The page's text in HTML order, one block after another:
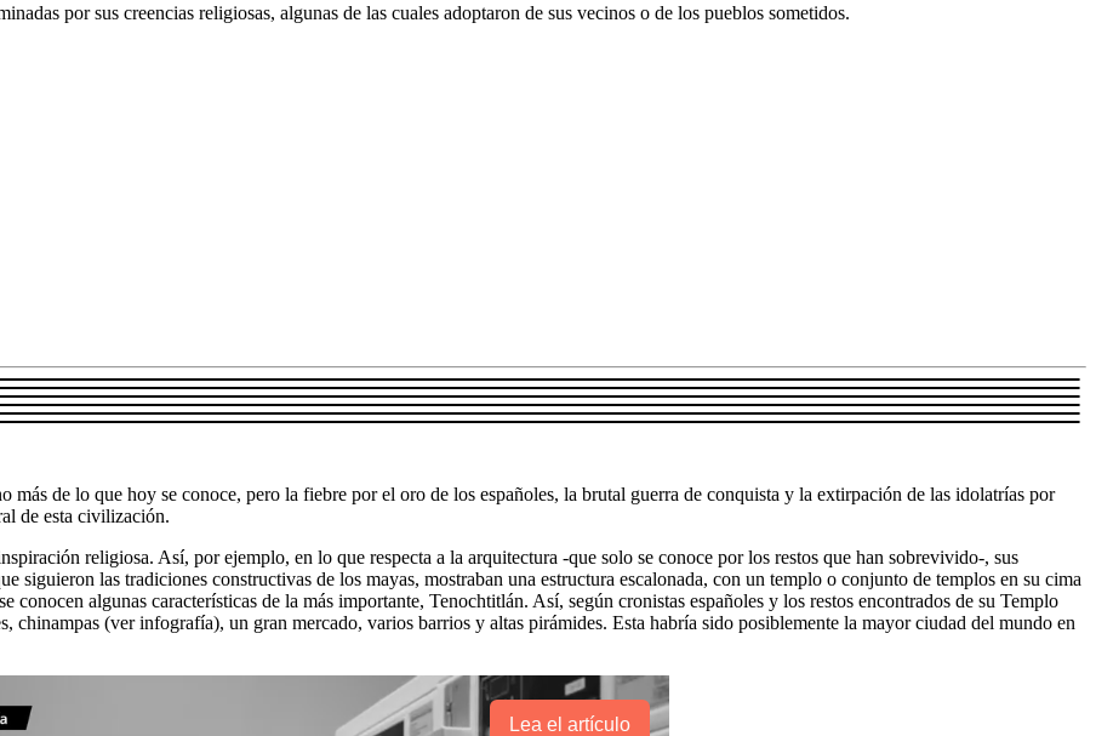
por sus creencias religiosas, algunas de las cuales adoptaron de sus vecinos o de los pueblos sometidos.
más de lo que hoy se conoce, pero la fiebre por el oro de los españoles, la brutal guerra de conquista y la extirpación de las idolatrías por
de esta civilización.
religiosa. Así, por ejemplo, en lo que respecta a la arquitectura -que solo se conoce por los restos que han sobrevivido-, sus
siguieron las tradiciones constructivas de los mayas, mostraban una estructura escalonada, con un templo o conjunto de templos en su cima
conocen algunas características de la más importante, Tenochtitlán. Así, según cronistas españoles y los restos encontrados de su Templo
chinampas (ver infografía), un gran mercado, varios barrios y altas pirámides. Esta habría sido posiblemente la mayor ciudad del mundo en
Lea el artículo